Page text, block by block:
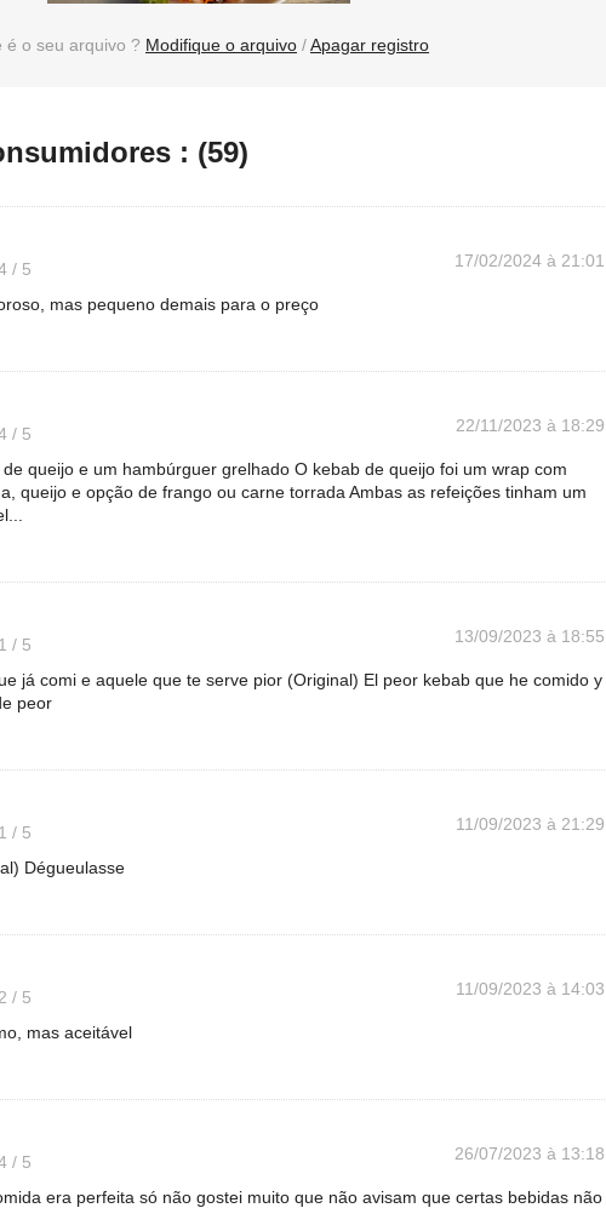
é o seu arquivo ? Modifique o arquivo /Apagar registro
: (59)
/ 5 17/02/2024 à 21:01
mas pequeno demais para o preço
/ 5 22/11/2023 à 18:29
queijo e um hambúrguer grelhado O kebab de queijo foi um wrap com
queijo e opção de frango ou carne torrada Ambas as refeições tinham um
1 / 5 13/09/2023 à 18:55
já comi e aquele que te serve pior (Original) El peor kebab que he comido y
peor
1 / 5 11/09/2023 à 21:29
Dégueulasse
2 / 5 11/09/2023 à 14:03
mas aceitável
/ 5 26/07/2023 à 13:18
era perfeita só não gostei muito que não avisam que certas bebidas não